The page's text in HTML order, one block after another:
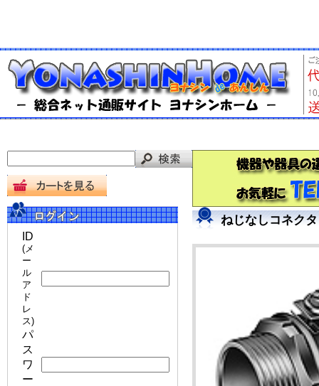
ID
(メ
ー
ル
ア
ド
レ
ス)
パ
ス
ワ
ー
ねじなしコネク